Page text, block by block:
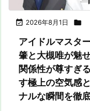
 2026年8月1日 
アイドルマスタ
肇と大槻唯が魅
関係性が尊すぎ
す極上の空気感
ナルな瞬間を徹